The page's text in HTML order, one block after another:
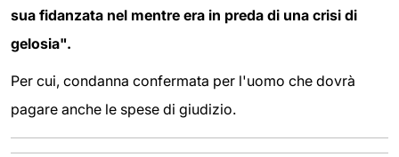
sua fidanzata nel mentre era in preda di una crisi di
gelosia".
Per cui, condanna confermata per l'uomo che dovrà
pagare anche le spese di giudizio.